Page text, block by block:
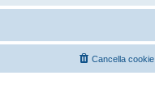
Cancella cookie